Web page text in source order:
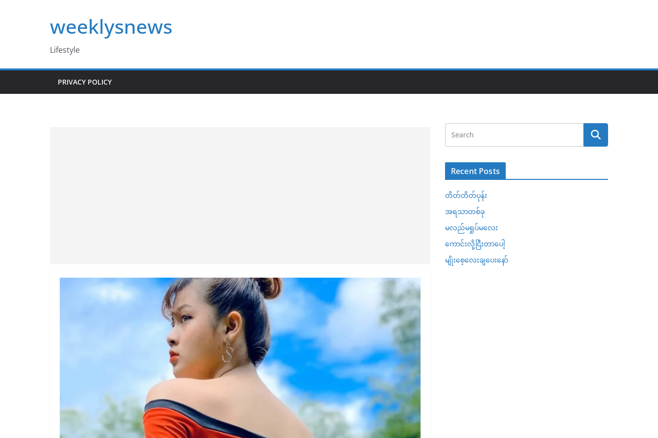
weeklysnews
Lifestyle
PRIVACY POLICY
Recent Posts
တိတ်တိတ်ပုန်း
အရသာတစ်ခု
မလည်မရှုပ်မလေး
ကောင်းလို့ငြီးတာပေါ့
မျိုးစေ့လေးချပေးနော်